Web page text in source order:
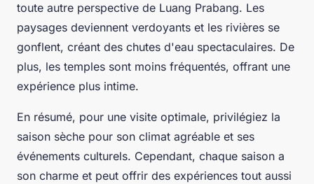
toute autre perspective de Luang Prabang. Les
paysages deviennent verdoyants et les rivières se
gonflent, créant des chutes d'eau spectaculaires. De
plus, les temples sont moins fréquentés, offrant une
expérience plus intime.
En résumé, pour une visite optimale, privilégiez la
saison sèche pour son climat agréable et ses
événements culturels. Cependant, chaque saison a
son charme et peut offrir des expériences tout aussi